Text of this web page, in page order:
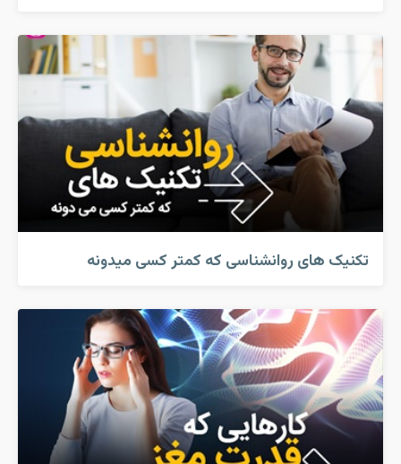
تکنیک های روانشناسی که کمتر کسی میدونه